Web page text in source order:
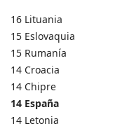
16 Lituania
15 Eslovaquia
15 Rumanía
14 Croacia
14 Chipre
14 España
14 Letonia